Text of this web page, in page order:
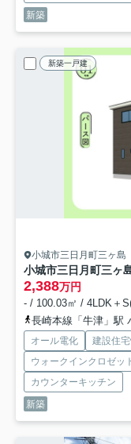
新築
新築一戸建
小城市三日月町三ヶ島
小城市三日月町三ヶ
2,388万円
- / 100.03㎡ / 4LDK＋
長崎本線「牛津」駅
オール電化 建設住
ウォークインクロゼッ
カウンターキッチン
新築